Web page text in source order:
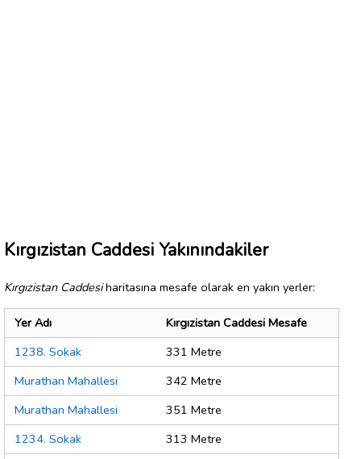
Kırgızistan Caddesi Yakınındakiler
Kırgızistan Caddesiharitasına mesafe olarak en yakın yerler:
Yer Adı
Kırgızistan Caddesi Mesafe
1238. Sokak
331 Metre
Murathan Mahallesi
342 Metre
Murathan Mahallesi
351 Metre
1234. Sokak
313 Metre